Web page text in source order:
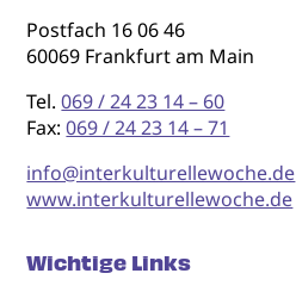
Postfach 16 06 46
60069 Frankfurt am Main
Tel.069 / 24 23 14 – 60
Fax:069 / 24 23 14 – 71
info@interkulturellewoche.de
www.interkulturellewoche.de
Wichtige Links